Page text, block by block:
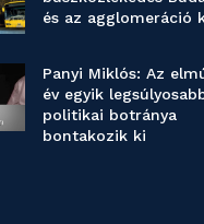
és az agglomeráció
Panyi Miklós: Az
év egyik
politikai botránya
bontakozik ki